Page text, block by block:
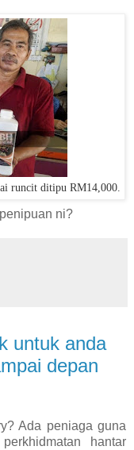
runcit ditipu RM14,000.
ni?
untuk anda
depan
Ada peniaga guna
hantar